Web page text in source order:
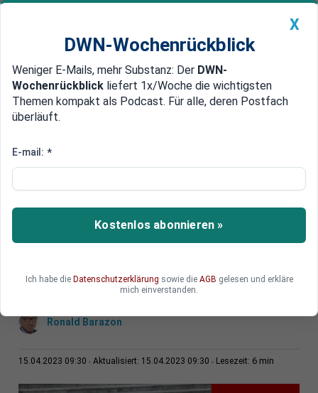
Newsticker MEIN DWN: Geldanlage Premium
Edelmetalle DWN-Magazin China
Xi und Macron: Das fatale
Chinas Präsident Xi hat Frankreichs Präsidenten
empfangen, als ob dieser Ludwig XIV und de
Gaulle in einer Person wäre. Doch der Gast war
Ronald Barazon
15.04.2023 09:30 Aktualisiert: 15.04.2023 09:30 Lesezeit: 6 min
X
DWN-Wochenrückblick
Weniger E-Mails, mehr Substanz: Der DWN-
Wochenrückblick liefert 1x/Woche die wichtigsten
Themen kompakt als Podcast. Für alle, deren Postfach
überläuft.
E-mail: *
Kostenlos abonnieren »
Ich habe die Datenschutzerklärung sowie die AGB gelesen und erkläre
mich einverstanden.